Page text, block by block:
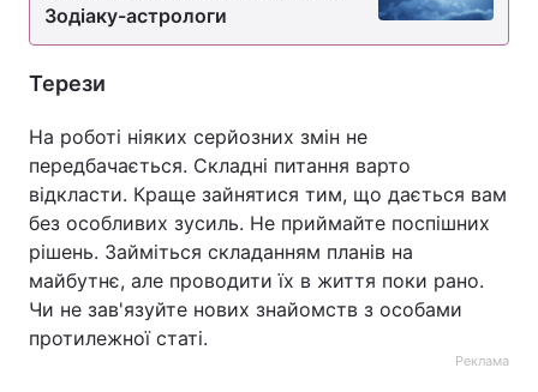
Зодіаку-астрологи
Терези
На роботі ніяких серйозних змін не
передбачається. Складні питання варто
відкласти. Краще зайнятися тим, що дається вам
без особливих зусиль. Не приймайте поспішних
рішень. Займіться складанням планів на
майбутнє, але проводити їх в життя поки рано.
Чи не зав'язуйте нових знайомств з особами
протилежної статі.
Реклама